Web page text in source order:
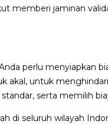
memberi jaminan
perlu menyiapkan
akal, untuk
serta memilih
di seluruh wilayah